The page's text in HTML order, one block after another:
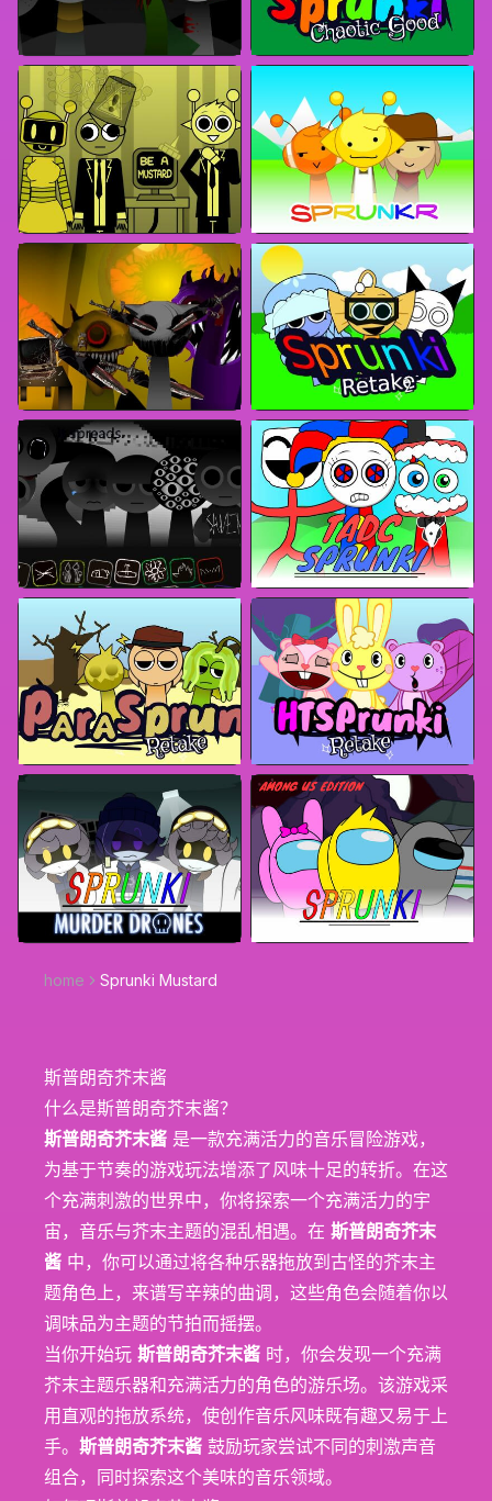
home Sprunki Mustard
斯普朗奇芥末酱
什么是斯普朗奇芥末酱？
斯普朗奇芥末酱 是一款充满活力的音乐冒险游戏，
为基于节奏的游戏玩法增添了风味十足的转折。在这
个充满刺激的世界中，你将探索一个充满活力的宇
宙，音乐与芥末主题的混乱相遇。在 斯普朗奇芥末
酱 中，你可以通过将各种乐器拖放到古怪的芥末主
题角色上，来谱写辛辣的曲调，这些角色会随着你以
调味品为主题的节拍而摇摆。
当你开始玩 斯普朗奇芥末酱 时，你会发现一个充满
芥末主题乐器和充满活力的角色的游乐场。该游戏采
用直观的拖放系统，使创作音乐风味既有趣又易于上
手。 斯普朗奇芥末酱 鼓励玩家尝试不同的刺激声音
组合，同时探索这个美味的音乐领域。